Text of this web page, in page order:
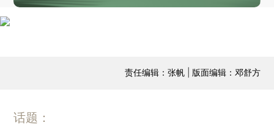
责任编辑：张帆 | 版面编辑：邓舒方
话题：